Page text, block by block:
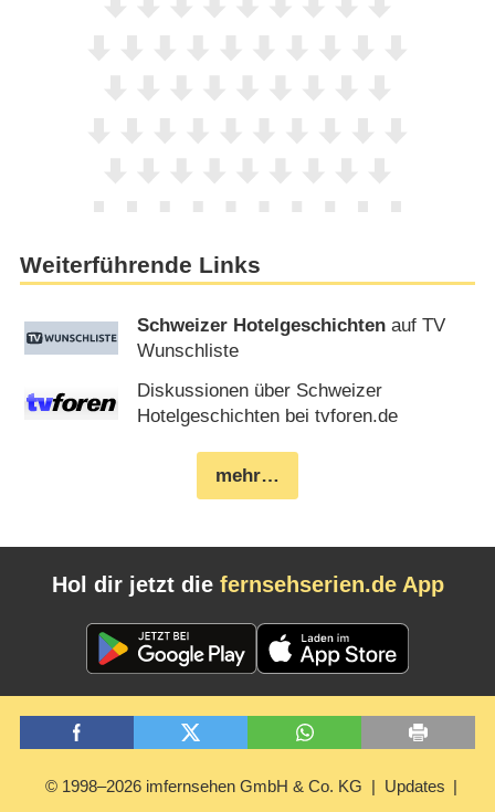
Weiterführende Links
Schweizer Hotelgeschichten auf TV
Wunschliste
Diskussionen über Schweizer
Hotelgeschichten bei tvforen.de
mehr…
Hol dir jetzt die fernsehserien.de App
© 1998–2026 imfernsehen GmbH & Co. KG Updates